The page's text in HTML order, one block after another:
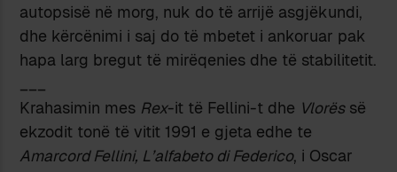
autopsisë në morg, nuk do të arrijë asgjëkundi,
dhe kërcënimi i saj do të mbetet i ankoruar pak
hapa larg bregut të mirëqenies dhe të stabilitetit.
Krahasimin mes Rex-it të Fellini-t dhe Vlorëssë
ekzodit tonë të vitit 1991 e gjeta edhe te
Amarcord Fellini, L’alfabeto di Federico, i Oscar